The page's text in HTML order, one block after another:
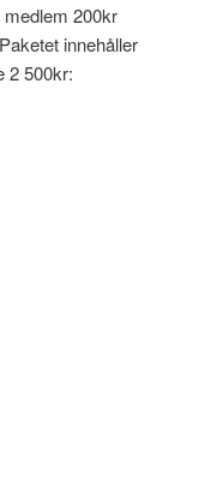
200kr
innehåller
2 500kr: